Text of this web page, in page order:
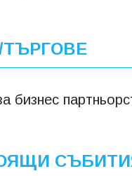
бизнес